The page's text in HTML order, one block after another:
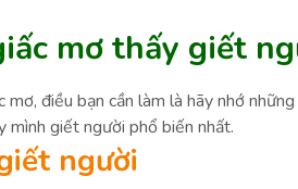
mơ thấy giết
điều bạn cần làm là hãy nhớ
giết người phổ biến nhất.
người